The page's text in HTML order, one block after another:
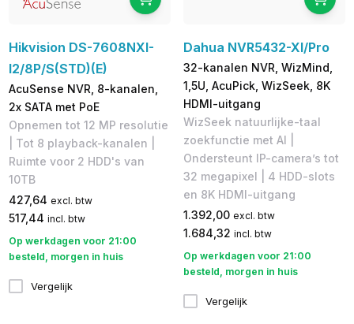
Hikvision DS-7608NXI-
I2/8P/S(STD)(E)
AcuSense NVR, 8-kanalen,
2x SATA met PoE
Opnemen tot 12 MP resolutie
| Tot 8 playback-kanalen |
Ruimte voor 2 HDD's van
10TB
427,64 excl. btw
517,44 incl. btw
Op werkdagen voor 21:00
besteld, morgen in huis
Vergelijk
Dahua NVR5432-XI/Pro
32-kanalen NVR, WizMind,
1,5U, AcuPick, WizSeek, 8K
HDMI-uitgang
WizSeek natuurlijke-taal
zoekfunctie met AI |
Ondersteunt IP-camera’s tot
32 megapixel | 4 HDD-slots
en 8K HDMI-uitgang
1.392,00 excl. btw
1.684,32 incl. btw
Op werkdagen voor 21:00
besteld, morgen in huis
Vergelijk